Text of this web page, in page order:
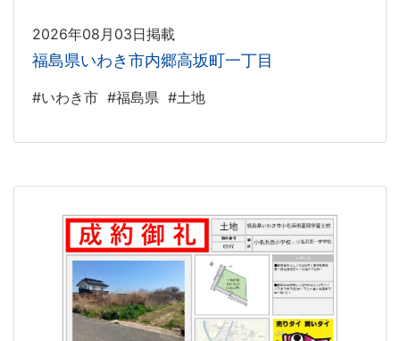
2026年08月03日掲載
福島県いわき市内郷高坂町一丁目
#いわき市 #福島県 #土地